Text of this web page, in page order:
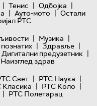
| Тенис | Одбојка |
| Ауто-мото | Остали
РТС
| Музика |
| Здравље |
Дигитални предузетник |
Наизглед здрав
Свет | РТС Наука |
Класика | РТС Коло |
| РТС Полетарац